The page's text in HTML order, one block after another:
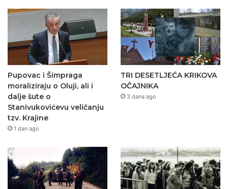
Pupovac i Šimpraga
moraliziraju o Oluji, ali i
dalje šute o
Stanivukovićevu veličanju
tzv. Krajine
1 dan ago
TRI DESETLJEĆA KRIKOVA
OČAJNIKA
3 dana ago